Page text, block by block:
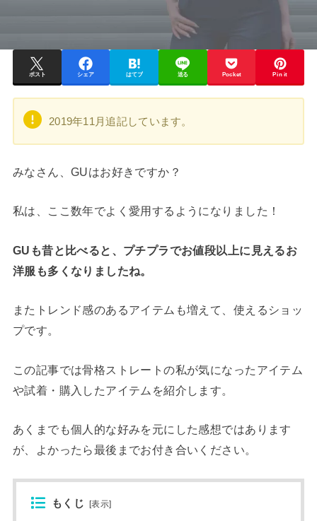
ポスト シェア はてブ 送る Pocket Pin it
2019年11月追記しています。
みなさん、GUはお好きですか？
私は、ここ数年でよく愛用するようになりました！
GUも昔と比べると、プチプラでお値段以上に見えるお
洋服も多くなりましたね。
またトレンド感のあるアイテムも増えて、使えるショッ
プです。
この記事では骨格ストレートの私が気になったアイテム
や試着・購入したアイテムを紹介します。
あくまでも個人的な好みを元にした感想ではあります
が、よかったら最後までお付き合いください。
もくじ [表示]